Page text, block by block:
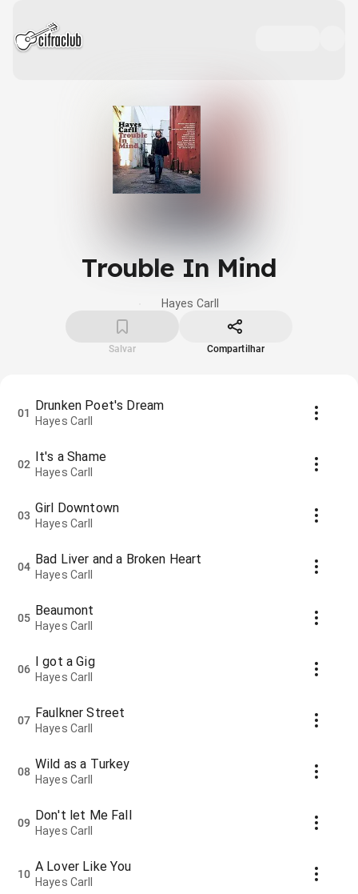
Trouble In Mind
Hayes Carll
Salvar Compartilhar
01 Drunken Poet's Dream
Hayes Carll
02 It's a Shame
Hayes Carll
03 Girl Downtown
Hayes Carll
04 Bad Liver and a Broken Heart
Hayes Carll
05 Beaumont
Hayes Carll
06 I got a Gig
Hayes Carll
07 Faulkner Street
Hayes Carll
08 Wild as a Turkey
Hayes Carll
09 Don't let Me Fall
Hayes Carll
10 A Lover Like You
Hayes Carll